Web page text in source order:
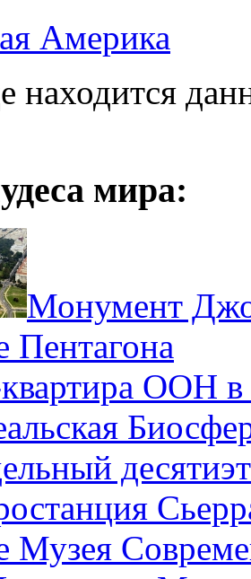
Америка
находится
мира:
Монумент
Пентагона
ООН
Музея